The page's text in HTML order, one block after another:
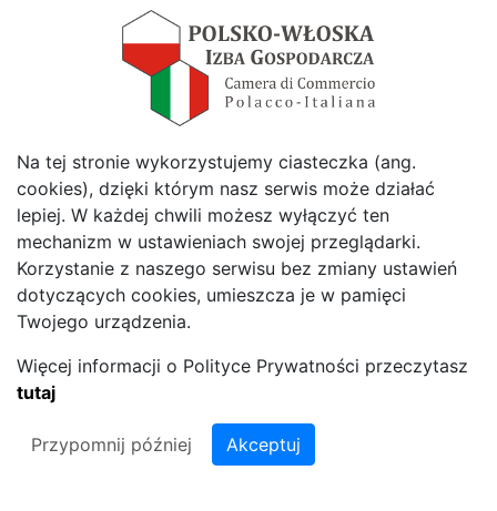
© 2026 Polska Włoska Izba Gospodarcza - Polska Włoska Izba
Gospodarcza.
Projekt i wykonanie strony:itlu sp. z o.o.
Na tej stronie wykorzystujemy ciasteczka (ang.
cookies), dzięki którym nasz serwis może działać
lepiej. W każdej chwili możesz wyłączyć ten
mechanizm w ustawieniach swojej przeglądarki.
Korzystanie z naszego serwisu bez zmiany ustawień
dotyczących cookies, umieszcza je w pamięci
Twojego urządzenia.
Więcej informacji o Polityce Prywatności przeczytasz
tutaj
Przypomnij później Akceptuj